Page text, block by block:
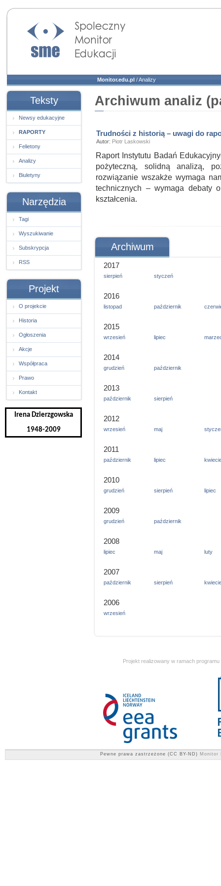
Społeczny Monitor
Edukacji
Monitor.edu.pl /Analizy
Teksty
Newsy edukacyjne
RAPORTY
Felietony
Analizy
Biuletyny
Narzędzia
Tagi
Wyszukiwanie
Subskrypcja
RSS
Projekt
O projekcie
Historia
Ogłoszenia
Akcje
Współpraca
Prawo
Kontakt
Irena Dzierzgowska
1948-2009
Archiwum analiz
Trudności z historią – uwagi do
Autor: Piotr Laskowski
Raport Instytutu Badań
pożyteczną, solidną analizą,
rozwiązanie wszakże wymaga
technicznych – wymaga debaty
kształcenia.
Archiwum
2017
sierpień styczeń
2016
listopad październik
2015
wrzesień lipiec
2014
grudzień październik
2013
październik sierpień
2012
wrzesień maj
2011
październik lipiec
2010
grudzień sierpień lipiec
2009
grudzień październik
2008
lipiec maj luty
2007
październik sierpień
2006
wrzesień
Projekt realizowany w ramach
Pewne prawa zastrzeżone (CC BY-ND) Monitor